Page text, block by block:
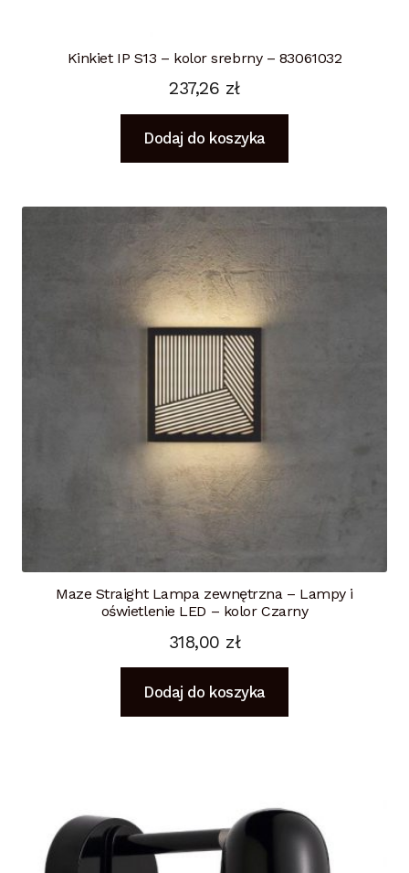
Kinkiet IP S13 – kolor srebrny – 83061032
237,26 zł
Dodaj do koszyka
Maze Straight Lampa zewnętrzna – Lampy i
oświetlenie LED – kolor Czarny
318,00 zł
Dodaj do koszyka